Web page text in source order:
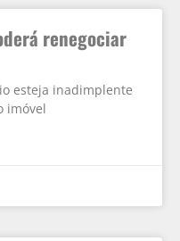
renegociar
esteja inadimplente
imóvel